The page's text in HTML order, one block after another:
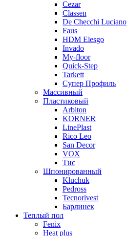
Cezar
Classen
De Checchi Luciano
Faus
HDM Elesgo
Invado
My-floor
Quick-Step
Tarkett
Супер Профиль
Массивный
Пластиковый
Arbiton
KORNER
LinePlast
Rico Leo
San Decor
VOX
Тис
Шпонированный
Kluchuk
Pedross
Tecnorivest
Барлинек
Теплый пол
Fenix
Heat plus